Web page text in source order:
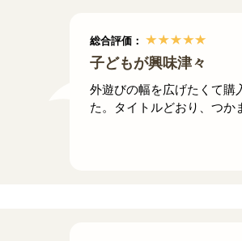
総合評価：
子どもが興味津々
外遊びの幅を広げたくて購
た。タイトルどおり、つか